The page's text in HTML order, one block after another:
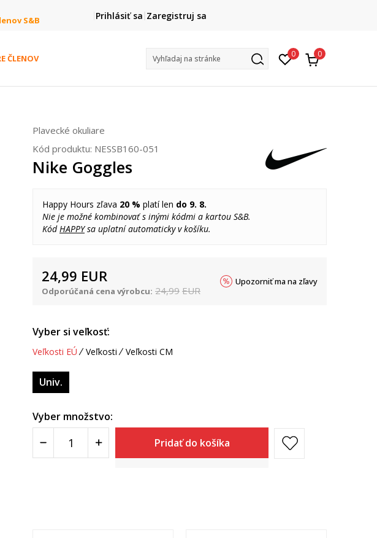
S&B
DOPRAVA ZADARMO
pri objednaní nad 80 € (neplatí pre Click&Collect)
Prihlásiť sa Zaregistruj sa
ČLENOV Vyhľadaj na stránke 0 0
Plavecké okuliare
Kód produktu: NESSB160-051
Nike Goggles
Happy Hours zľava 20 % platí len do 9. 8.
Nie je možné kombinovať s inými kódmi a kartou S&B.
KódHAPPYsa uplatní automaticky v košíku.
24,99 EUR
Odporúčaná cena výrobcu: 24,99 EUR
Upozorniť ma na zľavy
Vyber si veľkosť:
Veľkosti EÚ Veľkosti Veľkosti CM
Univ.
Vyber množstvo:
Pridať do košíka